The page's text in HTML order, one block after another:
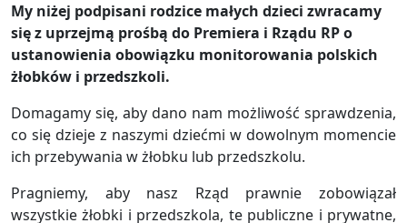
My niżej podpisani rodzice małych dzieci zwracamy
się z uprzejmą prośbą do Premiera i Rządu RP o
ustanowienia obowiązku monitorowania polskich
żłobków i przedszkoli.
Domagamy się, aby dano nam możliwość sprawdzenia,
co się dzieje z naszymi dziećmi w dowolnym momencie
ich przebywania w żłobku lub przedszkolu.
Pragniemy, aby nasz Rząd prawnie zobowiązał
wszystkie żłobki i przedszkola, te publiczne i prywatne,